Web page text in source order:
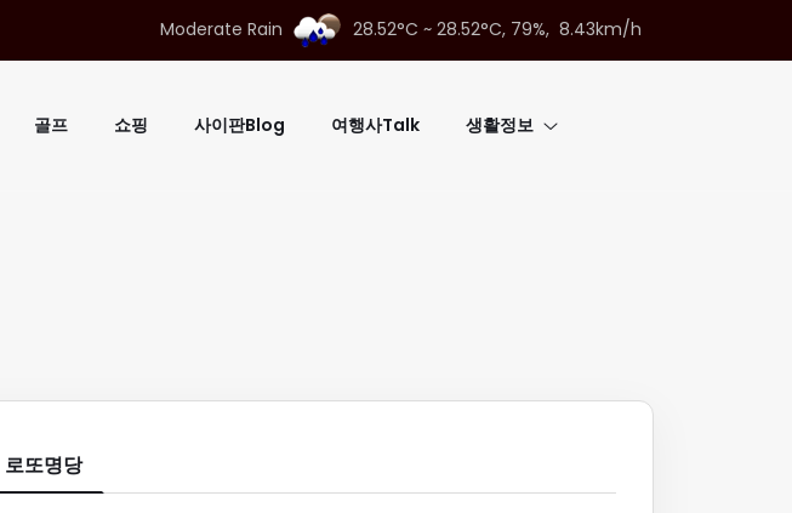
Moderate Rain 28.52°C ~ 28.52°C, 79%, 8.43km/h
골프 쇼핑 사이판Blog 여행사Talk 생활정보
로또명당